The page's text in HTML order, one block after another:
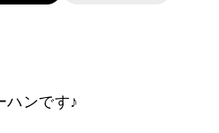
ハンです♪